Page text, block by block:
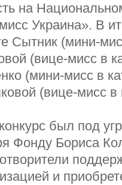
на
Украина». В
Сытник (мини-
(вице-мисс в
(мини-мисс в
(вице-мисс в
был под
Фонду Бориса
и